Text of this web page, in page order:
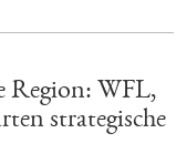
Region: WFL,
strategische